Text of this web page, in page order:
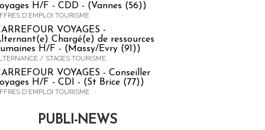
H/F - CDD - (Vannes (56))
D'EMPLOI TOURISME
VOYAGES -
Chargé(e) de ressources
H/F - (Massy/Evry (91))
/ STAGES TOURISME
VOYAGES - Conseiller
H/F - CDI - (St Brice (77))
D'EMPLOI TOURISME
PUBLI-NEWS